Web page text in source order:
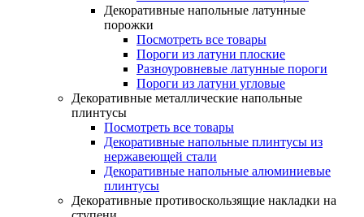
Декоративные напольные латунные
порожки
Посмотреть все товары
Пороги из латуни плоские
Разноуровневые латунные пороги
Пороги из латуни угловые
Декоративные металлические напольные
плинтусы
Посмотреть все товары
Декоративные напольные плинтусы из
нержавеющей стали
Декоративные напольные алюминиевые
плинтусы
Декоративные противоскользящие накладки на